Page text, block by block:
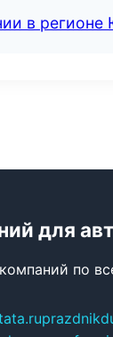
в
для
по